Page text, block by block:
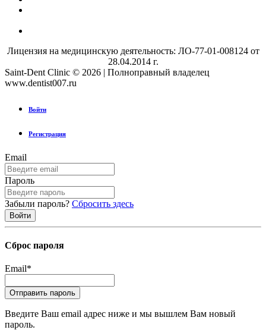
Лицензия на медицинскую деятельность: ЛО-77-01-008124 от
28.04.2014 г.
Saint-Dent Clinic © 2026 | Полноправный владелец
www.dentist007.ru
Войти
Регистрация
Email
Пароль
Забыли пароль? Сбросить здесь
Сброс пароля
Email*
Введите Ваш email адрес ниже и мы вышлем Вам новый
пароль.